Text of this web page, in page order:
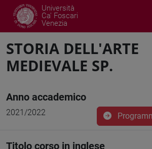
Università
Ca' Foscari
Venezia
STORIA DELL'ARTE
MEDIEVALE SP.
Anno accademico
2021/2022
Titolo corso in inglese